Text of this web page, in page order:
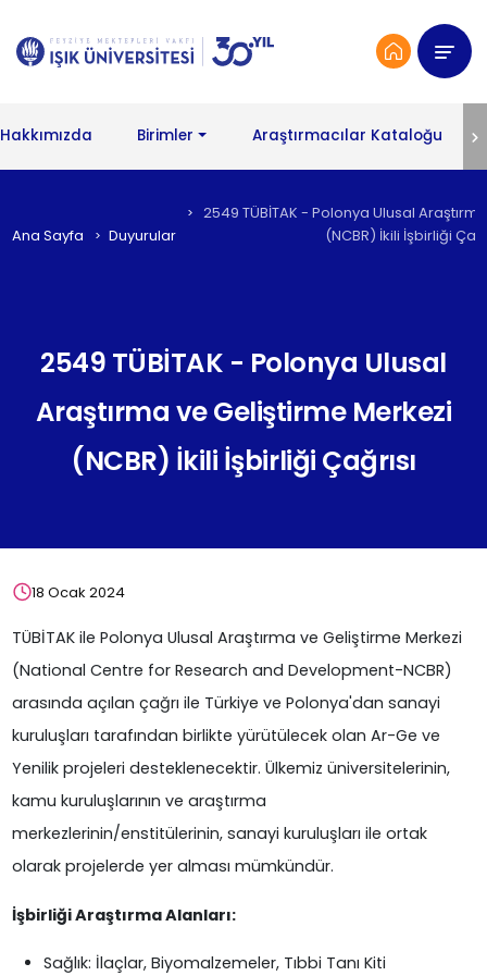
Hakkımızda Birimler Araştırmacılar Kataloğu
Ana Sayfa Duyurular
2549 TÜBİTAK - Polonya Ulusal
(NCBR) İkili İşbirliği
2549 TÜBİTAK - Polonya Ulusal
Araştırma ve Geliştirme Merkezi
(NCBR) İkili İşbirliği Çağrısı
18 Ocak 2024
TÜBİTAK ile Polonya Ulusal Araştırma ve Geliştirme Merkezi
(National Centre for Research and Development-NCBR)
arasında açılan çağrı ile Türkiye ve Polonya'dan sanayi
kuruluşları tarafından birlikte yürütülecek olan Ar-Ge ve
Yenilik projeleri desteklenecektir. Ülkemiz üniversitelerinin,
kamu kuruluşlarının ve araştırma
merkezlerinin/enstitülerinin, sanayi kuruluşları ile ortak
olarak projelerde yer alması mümkündür.
İşbirliği Araştırma Alanları:
Sağlık: İlaçlar, Biyomalzemeler, Tıbbi Tanı Kiti